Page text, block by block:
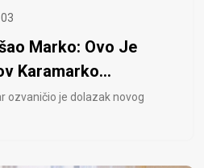
Marko: Ovo Je
Karamarko...
ozvaničio je dolazak novog